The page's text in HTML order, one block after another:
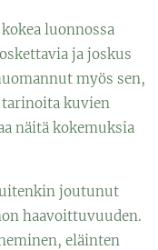
luonnossa
ja joskus
myös sen,
kuvien
näitä kokemuksia
joutunut
haavoittuvuuden.
eläinten